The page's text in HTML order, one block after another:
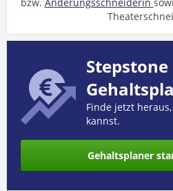
Stepstone
Finde jetzt
kannst.
Gehaltsplaner